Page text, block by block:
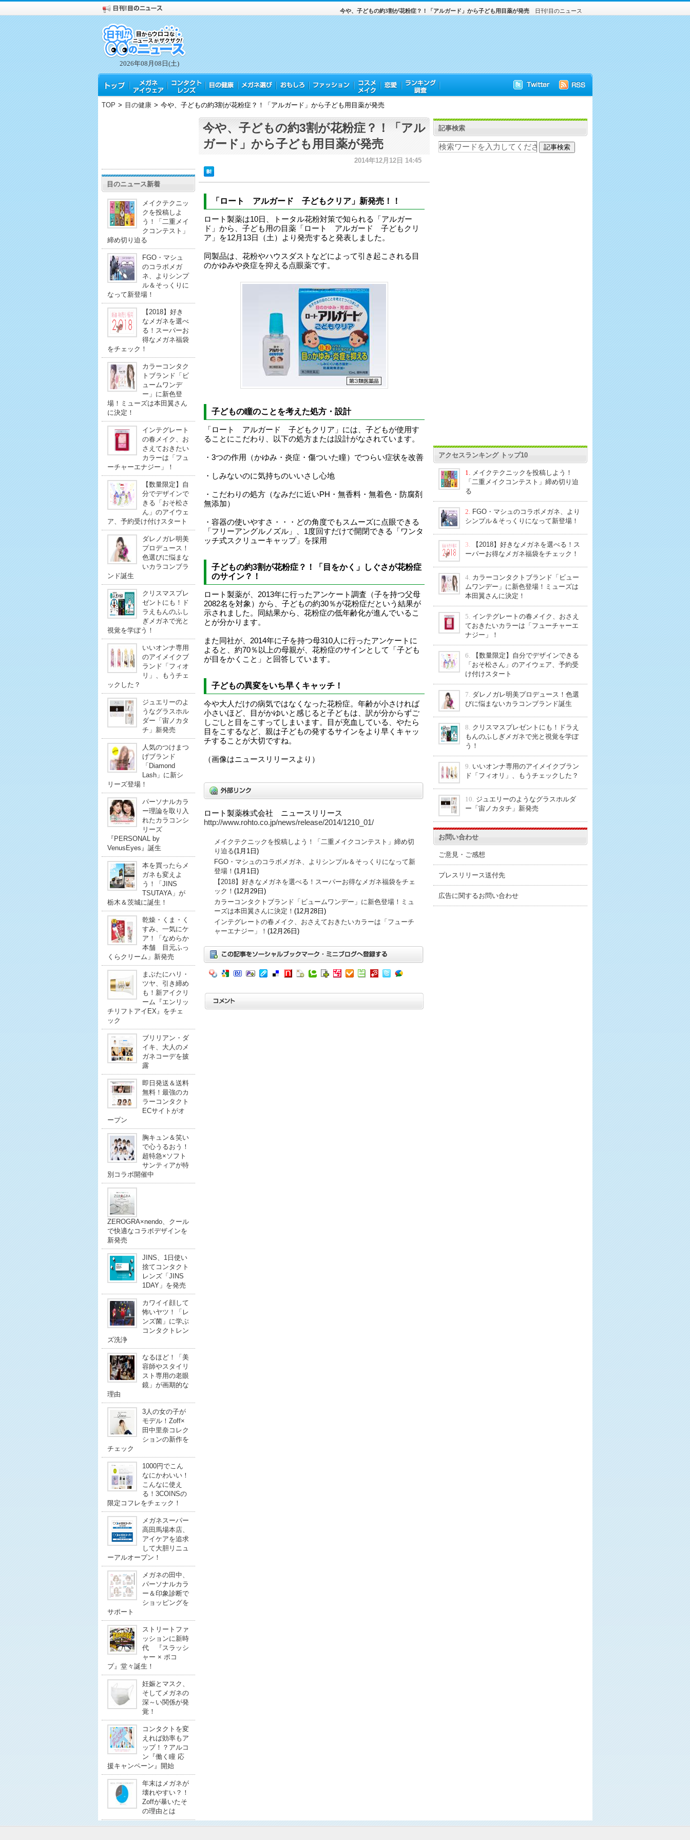
2026年08月08日(土)
日刊!目のニュース
今や、子どもの約3割が花粉症？！「アルガード」から子ども用目薬が発売
TOP > 目の健康 > 今や、子どもの約3割が花粉症？！「アルガード」から子ども用目薬が発売
目のニュース新着
メイクテクニッ
クを投稿しよ
う！「二重メイ
クコンテスト」
締め切り迫る
FGO・マシュ
のコラボメガ
ネ、よりシンプ
ル＆そっくりに
なって新登場！
【2018】好き
なメガネを選べ
る！スーパーお
得なメガネ福袋
をチェック！
カラーコンタク
トブランド「ビ
ュームワンデ
ー」に新色登
場！ミューズは本田翼さん
に決定！
インテグレート
の春メイク、お
さえておきたい
カラーは「フュ
ーチャーエナジー」！
【数量限定】自
分でデザインで
きる「おそ松さ
ん」のアイウェ
ア、予約受け付けスタート
ダレノガレ明美
プロデュース！
色選びに悩まな
いカラコンブラ
ンド誕生
クリスマスプレ
ゼントにも！ド
ラえもんのふし
ぎメガネで光と
視覚を学ぼう！
いいオンナ専用
のアイメイクブ
ランド「フィオ
リ」、もうチェ
ックした？
ジュエリーのよ
うなグラスホル
ダー「宙ノカタ
チ」新発売
人気のつけまつ
げブランド
「Diamond
Lash」に新シ
リーズ登場！
パーソナルカラ
ー理論を取り入
れたカラコンシ
リーズ
『PERSONAL by
VenusEyes』誕生
本を買ったらメ
ガネも変えよ
う！「JINS
TSUTAYA」が
栃木＆茨城に誕生！
乾燥・くま・く
すみ、一気にケ
ア！「なめらか
本舗 目元ふっ
くらクリーム」新発売
まぶたにハリ・
ツヤ、引き締め
も！新アイクリ
ーム『エンリッ
チリフトアイEX』をチェ
ック
ブリリアン・ダ
イキ、大人のメ
ガネコーデを披
露
即日発送＆送料
無料！最強のカ
ラーコンタクト
ECサイトがオ
ープン
胸キュン＆笑い
で心うるおう！
超特急×ソフト
サンティアが特
別コラボ開催中
ZEROGRA×nendo、クール
で快適なコラボデザインを
新発売
JINS、1日使い
捨てコンタクト
レンズ「JINS
1DAY」を発売
カワイイ顔して
怖いヤツ！「レ
ンズ菌」に学ぶ
コンタクトレン
ズ洗浄
なるほど！「美
容師やスタイリ
スト専用の老眼
鏡」が画期的な
理由
3人の女の子が
モデル！Zoff×
田中里奈コレク
ションの新作を
チェック
1000円でこん
なにかわいい！
こんなに使え
る！3COINSの
限定コフレをチェック！
メガネスーパー
高田馬場本店、
アイケアを追求
して大胆リニュ
ーアルオープン！
メガネの田中、
パーソナルカラ
ー＆印象診断で
ショッピングを
サポート
ストリートファ
ッションに新時
代 『スラッシ
ャー × ポコ
プ』堂々誕生！
妊娠とマスク、
そしてメガネの
深～い関係が発
覚！
コンタクトを変
えれば効率もア
ップ！？アルコ
ン『働く瞳 応
援キャンペーン』開始
年末はメガネが
壊れやすい？！
Zoffが暴いたそ
の理由とは
今や、子どもの約3割が花粉症？！「アル
ガード」から子ども用目薬が発売
2014年12月12日 14:45
「ロート アルガード 子どもクリア」新発売！！
ロート製薬は10日、トータル花粉対策で知られる「アルガー
ド」から、子ども用の目薬「ロート アルガード 子どもクリ
ア」を12月13日（土）より発売すると発表しました。
同製品は、花粉やハウスダストなどによって引き起こされる目
のかゆみや炎症を抑える点眼薬です。
子どもの瞳のことを考えた処方・設計
「ロート アルガード 子どもクリア」には、子どもが使用す
ることにこだわり、以下の処方または設計がなされています。
・3つの作用（かゆみ・炎症・傷ついた瞳）でつらい症状を改善
・しみないのに気持ちのいいさし心地
・こだわりの処方（なみだに近いPH・無香料・無着色・防腐剤
無添加）
・容器の使いやすさ・・・どの角度でもスムーズに点眼できる
「フリーアングルノズル」、1度回すだけで開閉できる「ワンタ
ッチ式スクリューキャップ」を採用
子どもの約3割が花粉症？！「目をかく」しぐさが花粉症
のサイン？！
ロート製薬が、2013年に行ったアンケート調査（子を持つ父母
2082名を対象）から、子どもの約30％が花粉症だという結果が
示されました。同結果から、花粉症の低年齢化が進んでいるこ
とが分かります。
また同社が、2014年に子を持つ母310人に行ったアンケートに
よると、約70％以上の母親が、花粉症のサインとして「子ども
が目をかくこと」と回答しています。
子どもの異変をいち早くキャッチ！
今や大人だけの病気ではなくなった花粉症。年齢が小さければ
小さいほど、目がかゆいと感じると子どもは、訳が分からずご
しごしと目をこすってしまいます。目が充血している、やたら
目をこするなど、親は子どもの発するサインをより早くキャッ
チすることが大切ですね。
（画像はニュースリリースより）
ロート製薬株式会社 ニュースリリース
http://www.rohto.co.jp/news/release/2014/1210_01/
メイクテクニックを投稿しよう！「二重メイクコンテスト」締め切
り迫る(1月1日)
FGO・マシュのコラボメガネ、よりシンプル＆そっくりになって新
登場！ (1月1日)
【2018】好きなメガネを選べる！スーパーお得なメガネ福袋をチェ
ック！ (12月29日)
カラーコンタクトブランド「ビュームワンデー」に新色登場！ミュ
ーズは本田翼さんに決定！ (12月28日)
インテグレートの春メイク、おさえておきたいカラーは「フューチ
ャーエナジー」！ (12月26日)
記事検索
アクセスランキング トップ10
1.
メイクテクニックを投稿しよう！
「二重メイクコンテスト」締め切り迫
る
2. FGO・マシュのコラボメガネ、より
シンプル＆そっくりになって新登場！
3.
【2018】好きなメガネを選べる！ス
ーパーお得なメガネ福袋をチェック！
4. カラーコンタクトブランド「ビュー
ムワンデー」に新色登場！ミューズは
本田翼さんに決定！
5. インテグレートの春メイク、おさえ
ておきたいカラーは「フューチャーエ
ナジー」！
6.
【数量限定】自分でデザインできる
「おそ松さん」のアイウェア、予約受
け付けスタート
7. ダレノガレ明美プロデュース！色選
びに悩まないカラコンブランド誕生
8. クリスマスプレゼントにも！ドラえ
もんのふしぎメガネで光と視覚を学ぼ
う！
9. いいオンナ専用のアイメイクブラン
ド「フィオリ」、もうチェックした？
10. ジュエリーのようなグラスホルダ
ー「宙ノカタチ」新発売
お問い合わせ
ご意見・ご感想
プレスリリース送付先
広告に関するお問い合わせ